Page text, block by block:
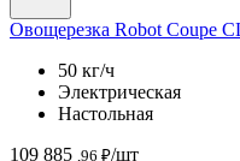
Овощерезка Robot Coupe
50 кг/ч
Электрическая
Настольная
109 885 ,96 ₽/шт